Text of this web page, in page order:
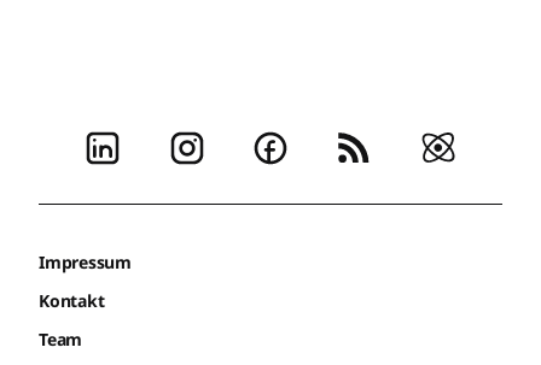
Impressum
Kontakt
Team